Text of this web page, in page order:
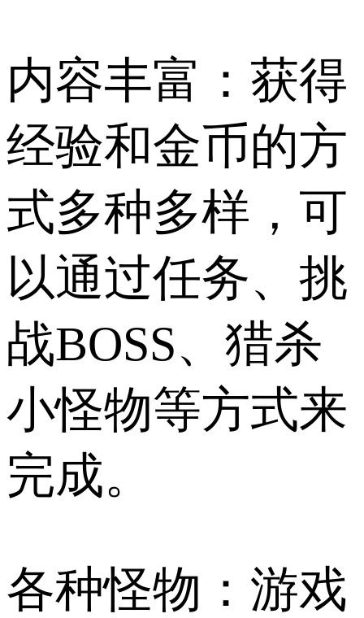
内容丰富：获得
经验和金币的方
式多种多样，可
以通过任务、挑
战BOSS、猎杀
小怪物等方式来
完成。
各种怪物：游戏